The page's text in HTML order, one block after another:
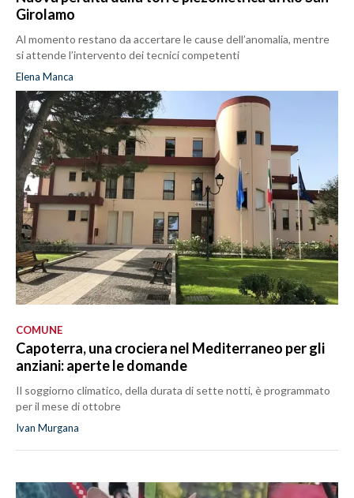
Girolamo
Al momento restano da accertare le cause dell’anomalia, mentre
si attende l’intervento dei tecnici competenti
Elena Manca
COMUNE
Capoterra, una crociera nel Mediterraneo per gli
anziani: aperte le domande
Il soggiorno climatico, della durata di sette notti, è programmato
per il mese di ottobre
Ivan Murgana